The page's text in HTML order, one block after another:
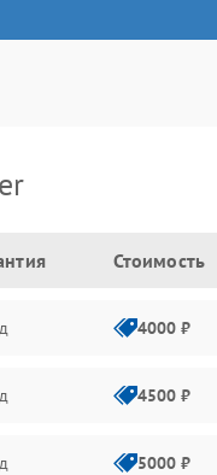
Стоимость
4000 ₽
4500 ₽
5000 ₽